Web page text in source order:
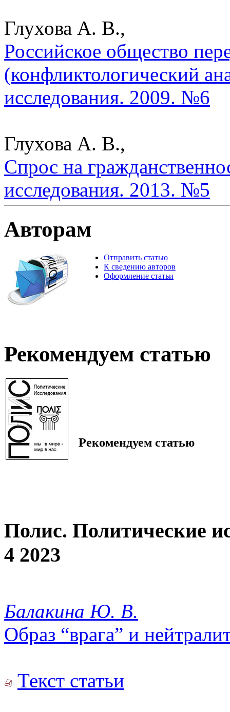
Глухова А. В.,
Российское общество
(конфликтологический
исследования. 2009. №6
Глухова А. В.,
Спрос на
исследования. 2013. №5
Авторам
Отправить статью
К сведению авторов
Оформление статьи
Рекомендуем статью
Рекомендуем статью
Полис. Политические
4 2023
Балакина Ю. В.
Образ “врага” и
Текст статьи